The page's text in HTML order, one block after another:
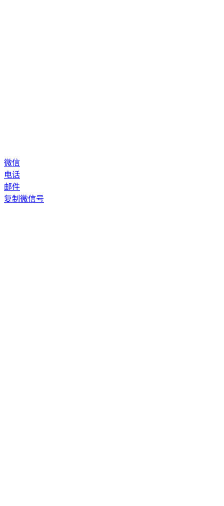
微信
电话
邮件
复制微信号